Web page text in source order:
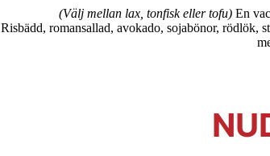
(Välj mellan lax, tonfisk eller tofu) En
Risbädd, romansallad, avokado, sojabönor, rödlök,